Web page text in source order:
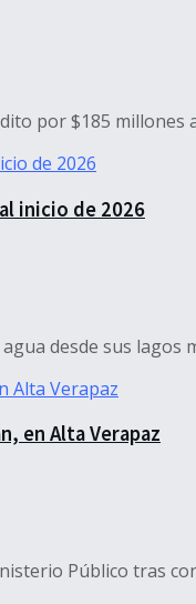
por $185 millones
inicio de 2026
desde sus lagos
en Alta Verapaz
Público tras